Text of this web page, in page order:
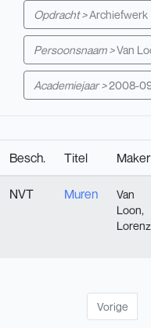
Opdracht >Archiefwerk
Persoonsnaam >Van
Academiejaar >2008-
Besch. Titel Maker
NVT Muren
Van
Loon,
Vorige